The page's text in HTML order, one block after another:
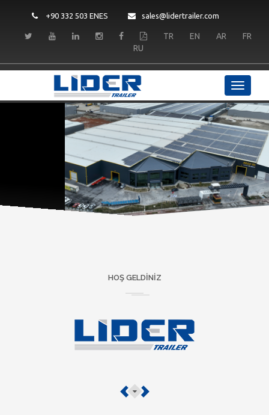
+90 332 503 ENES sales@lidertrailer.com
TR EN AR
FR
RU
HOŞ GELDINIZ